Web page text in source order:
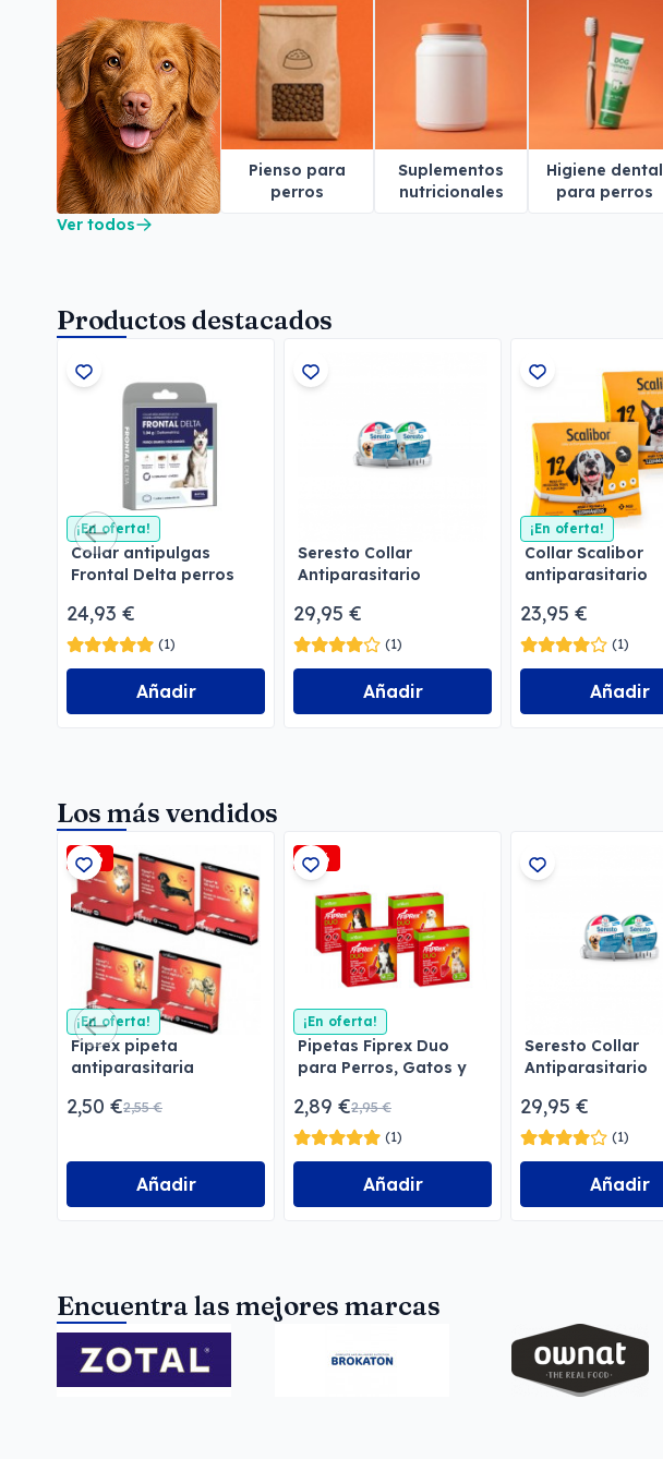
Pienso para
perros
Suplementos
nutricionales
Higiene dental
para perros
Ver todos
Productos destacados
¡En oferta!
Collar antipulgas
Frontal Delta perros
24,93 €
(1)
Añadir
Seresto Collar
Antiparasitario
29,95 €
(1)
Añadir
¡En oferta!
Collar Scalibor
antiparasitario
23,95 €
(1)
Añadir
Los más vendidos
-2%
¡En oferta!
Fiprex pipeta
antiparasitaria
2,50 €2,55 €
Añadir
-2%
¡En oferta!
Pipetas Fiprex Duo
para Perros, Gatos y
2,89 €2,95 €
(1)
Añadir
Seresto Collar
Antiparasitario
29,95 €
(1)
Añadir
Encuentra las mejores marcas